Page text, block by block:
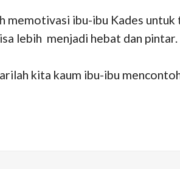
memotivasi ibu-ibu Kades
lebih menjadi hebat dan pintar.
kita kaum ibu-ibu